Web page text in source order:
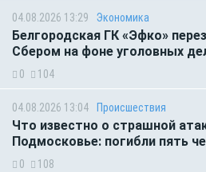
04.08.2026 13:29 Экономика
Белгородская ГК «Эфко»
Сбером на фоне уголовных
0 104
04.08.2026 13:04 Происшествия
Что известно о страшной
Подмосковье: погибли пять
0 108